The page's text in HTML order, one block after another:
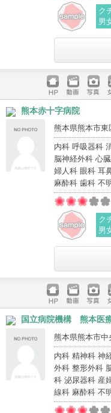
ク
男
ホームペ
ージ
動画 写真
熊本赤十字病院
熊本県熊本市東
内科 呼吸器科
脳神経外科 心
婦人科 眼科 耳
麻酔科 歯科 不
ク
男
ホームペ
ージ
動画 写真
国立病院機構 熊本医
熊本県熊本市
内科 精神科 神
外科 整形外科
科 泌尿器科 産
線科 麻酔科 不